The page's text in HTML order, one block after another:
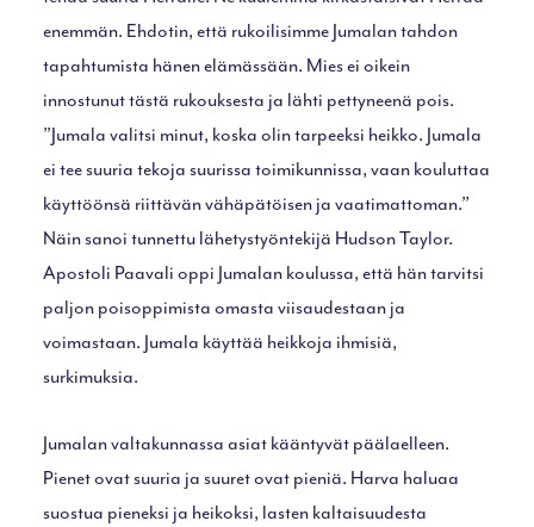
enemmän. Ehdotin, että rukoilisimme Jumalan tahdon
tapahtumista hänen elämässään. Mies ei oikein
innostunut tästä rukouksesta ja lähti pettyneenä pois.
”Jumala valitsi minut, koska olin tarpeeksi heikko. Jumala
ei tee suuria tekoja suurissa toimikunnissa, vaan kouluttaa
käyttöönsä riittävän vähäpätöisen ja vaatimattoman.”
Näin sanoi tunnettu lähetystyöntekijä Hudson Taylor.
Apostoli Paavali oppi Jumalan koulussa, että hän tarvitsi
paljon poisoppimista omasta viisaudestaan ja
voimastaan. Jumala käyttää heikkoja ihmisiä,
surkimuksia.
Jumalan valtakunnassa asiat kääntyvät päälaelleen.
Pienet ovat suuria ja suuret ovat pieniä. Harva haluaa
suostua pieneksi ja heikoksi, lasten kaltaisuudesta